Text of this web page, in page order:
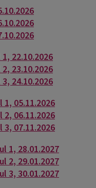
22.10.2026
23.10.2026
24.10.2026
05.11.2026
06.11.2026
07.11.2026
1, 28.01.2027
2, 29.01.2027
3, 30.01.2027